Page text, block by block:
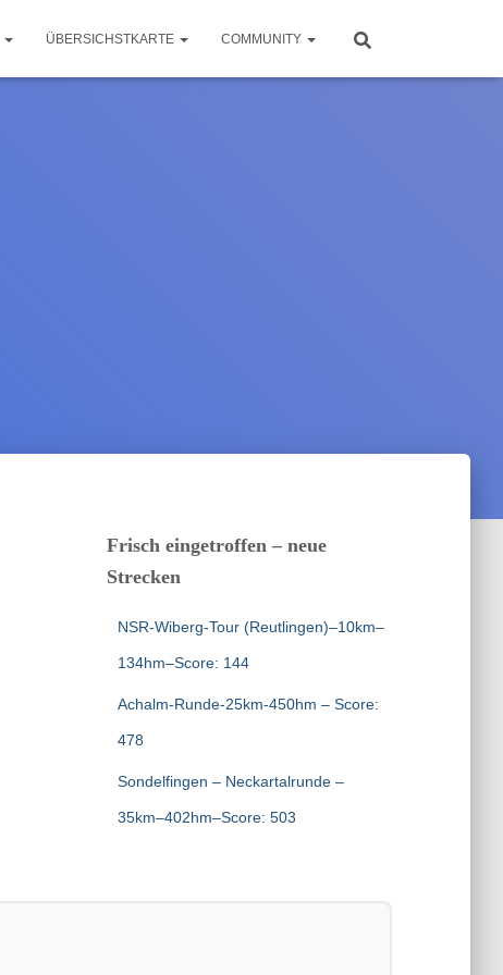
ÜBERSICHSTKARTE COMMUNITY
Frisch eingetroffen – neue
Strecken
NSR-Wiberg-Tour (Reutlingen)–10km–
134hm–Score: 144
Achalm-Runde-25km-450hm – Score:
478
Sondelfingen – Neckartalrunde –
35km–402hm–Score: 503